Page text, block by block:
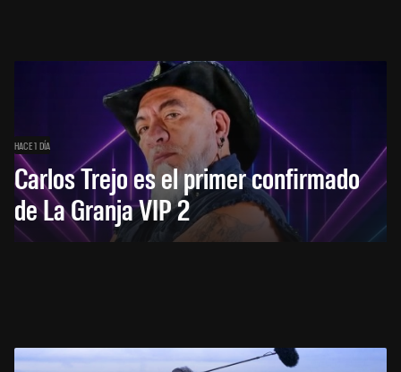
HACE 1 DÍA
Carlos Trejo es el primer confirmado
de La Granja VIP 2